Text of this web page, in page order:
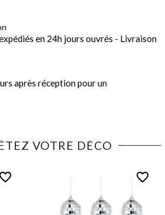
en 24h jours ouvrés - Livraison
après réception pour un
VOTRE DÉCO
favorite_border favorite_border